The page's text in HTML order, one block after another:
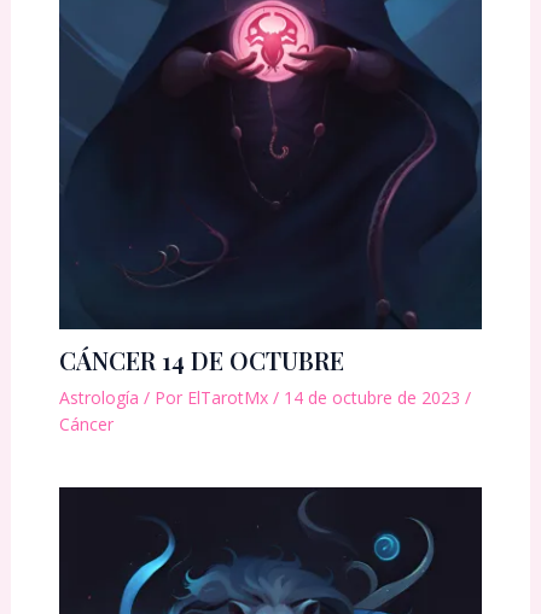
CÁNCER 14 DE OCTUBRE
Astrología / Por ElTarotMx / 14 de octubre de 2023 /
Cáncer